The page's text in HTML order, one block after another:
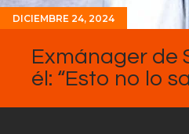
DICIEMBRE 24, 2024
Exmánager de
él: “Esto no lo